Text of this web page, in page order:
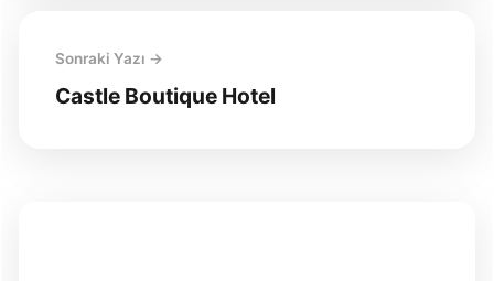
Sonraki Yazı →
Castle Boutique Hotel